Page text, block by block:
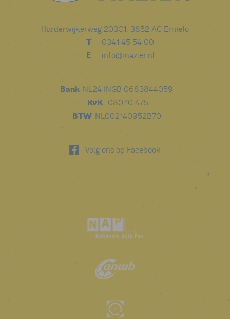
Harderwijkerweg 203C1, 3852 AC Ermelo
T 0341 45 54 00
E info@mazier.nl
Bank NL24 INGB 0683844059
KvK 080.10.475
BTW NL002140952B70
Volg ons op Facebook